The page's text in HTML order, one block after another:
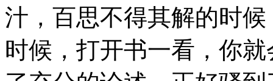
汁，百思不得其解的时
时候，打开书一看，你